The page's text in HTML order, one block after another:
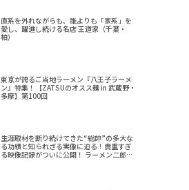
直系を外れながらも、誰よりも「家系」を
愛し、躍進し続ける名店 王道家（千葉・
柏）
東京が誇るご当地ラーメン『八王子ラーメ
ン』特集！【ZATSUのオスス麺 in 武蔵野・
多摩】第100回
生涯取材を断り続けてきた“総帥”の多大な
る功績と知られざる実像に迫る！貴重すぎ
る映像記録がついに公開！ ラーメン二郎